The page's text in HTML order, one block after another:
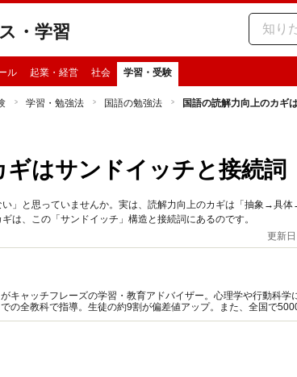
・学習
ル 起業・経営 社会 学習・受験
学習・勉強法 国語の勉強法 国語の読解力向上のカギ
ギはサンドイッチと接続詞
」と思っていませんか。実は、読解力向上のカギは「抽象→具
は、この「サンドイッチ」構造と接続詞にあるのです。
更新
キャッチフレーズの学習・教育アドバイザー。心理学や行動科学
の全教科で指導。生徒の約9割が偏差値アップ。また、全国で
ンアップ講座などの講演活動を行ってきた。